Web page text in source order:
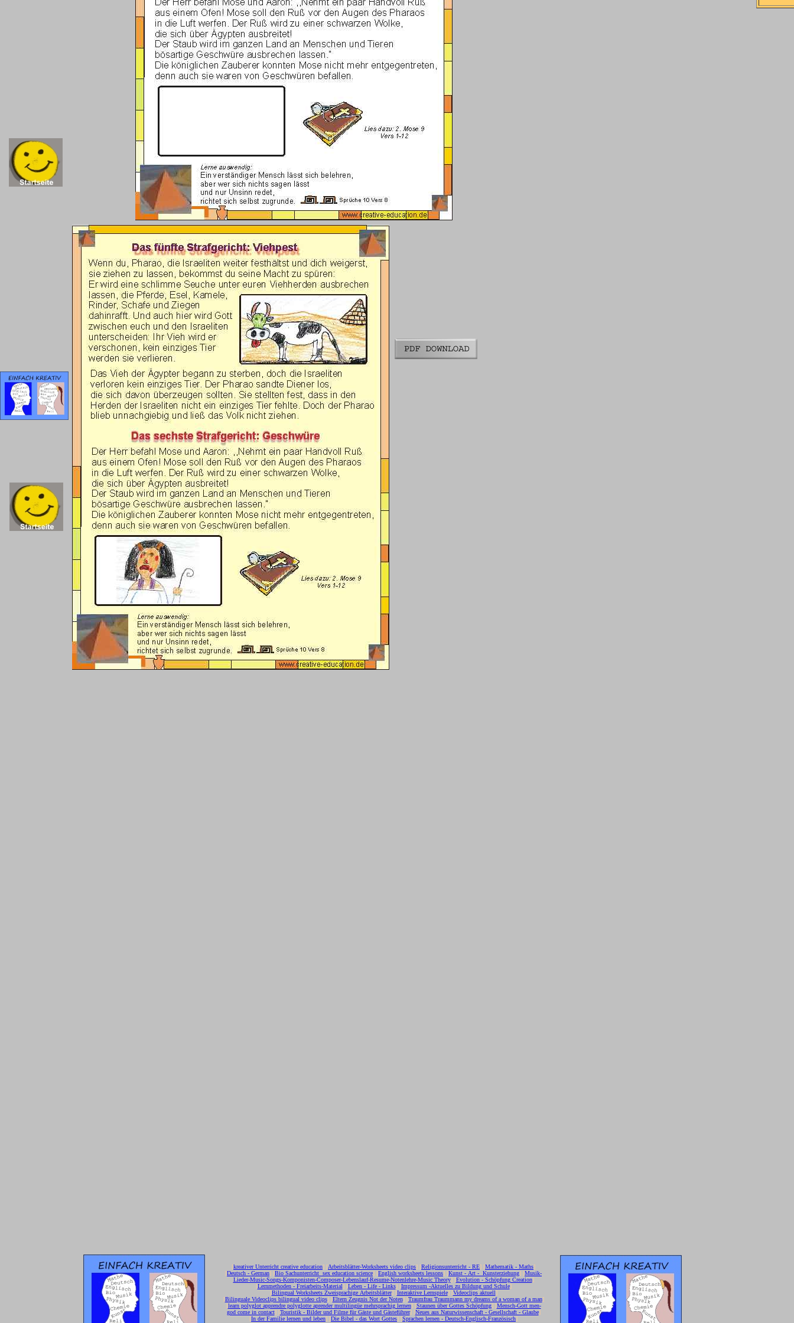
[kreativer Unterricht creative education] [Arbeitsblätter-Worksheets video clips] [Religionsunterricht - RE] [Mathematik - Maths]
[Deutsch - German] [Bio Sachunterricht sex education science] [English worksheets lessons] [Kunst - Art - Kunsterziehung] [Musik-
Lieder-Music-Songs-Komponisten-Composer-Lebenslauf-Resume-Notenlehre-Music Theory] [Evolution - Schöpfung Creation]
[Lernmethoden - Freiarbeits-Material] [Leben - Life - Links] [Impressum -Aktuelles zu Bildung und Schule]
[Bilingual Worksheets Zweisprachige Arbeitsblätter] [Interaktive Lernspiele] [Videoclips aktuell]
[Bilinguale Videoclips bilingual video clips] [Eltern Zeugnis Not der Noten] [Traumfrau Traummann my dreams of a woman of a man]
[learn polyglot apprendre polyglotte aprender multilingüe mehrsprachig lernen] [Staunen über Gottes Schöpfung] [Mensch-Gott men-
god come in contact] [Touristik - Bilder und Filme für Gäste und Gästeführer] [Neues aus Naturwissenschaft - Gesellschaft - Glaube]
[In der Familie lernen und leben] [Die Bibel - das Wort Gottes] [Sprachen lernen - Deutsch-Englisch-Französisch]